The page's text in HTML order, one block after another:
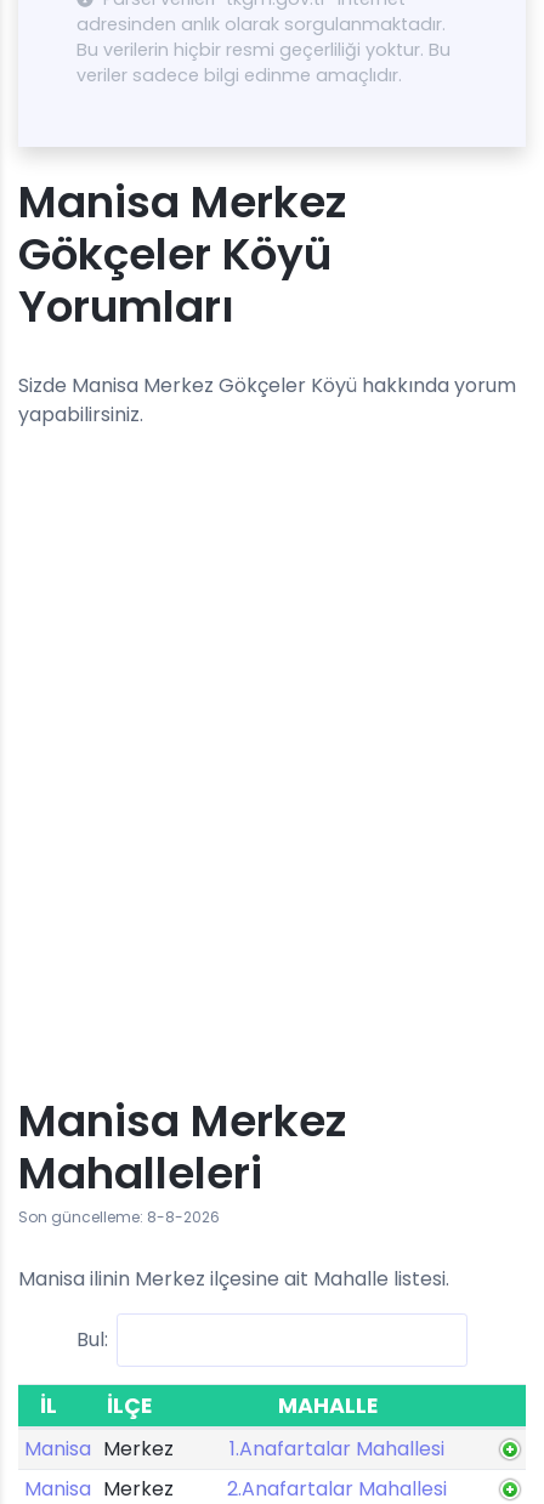
adresinden anlık olarak sorgulanmaktadır.
Bu verilerin hiçbir resmi geçerliliği yoktur. Bu
veriler sadece bilgi edinme amaçlıdır.
Manisa Merkez
Gökçeler Köyü
Yorumları
Sizde Manisa Merkez Gökçeler Köyü hakkında yorum
yapabilirsiniz.
Manisa Merkez
Mahalleleri
Son güncelleme: 8-8-2026
Manisa ilinin Merkez ilçesine ait Mahalle listesi.
Bul:
İL İLÇE MAHALLE
Manisa Merkez
1.Anafartalar Mahallesi
Manisa Merkez
2.Anafartalar Mahallesi